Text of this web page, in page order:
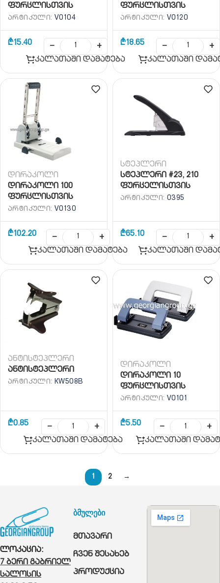
ფურცლისთვის
ᲐᲠᲢᲘᲙᲣᲚᲘ: V0104
₾15.40 −
+
კალათაში დამატება
ფურცლისთვის
ᲐᲠᲢᲘᲙᲣᲚᲘ: V0120
₾18.65 −
+
კალათაში
დირაკოლი
დირაკოლი 100
ფურცლისთვის
ᲐᲠᲢᲘᲙᲣᲚᲘ: V0130
₾102.20 −
+
კალათაში დამატება
სტეპლერი
სტეპლერი #23, 210
ფურცელისთვის
ᲐᲠᲢᲘᲙᲣᲚᲘ: 0395
₾65.10 −
+
კალათაში
ანტისტეპლერი
ანტისტეპლერი
ᲐᲠᲢᲘᲙᲣᲚᲘ: KW508B
₾0.85 −
+
კალათაში დამატება
დირაკოლი
დირაკოლი 10
ფურცლისთვის
ᲐᲠᲢᲘᲙᲣᲚᲘ: V0101
₾5.50 −
+
კალათაში
1 2 →
ლოკაცია:
7 ბერი გაბრიელ
სალოსის
ბმულები
მთავარი
ჩვენ შესახებ
პროდუქცია